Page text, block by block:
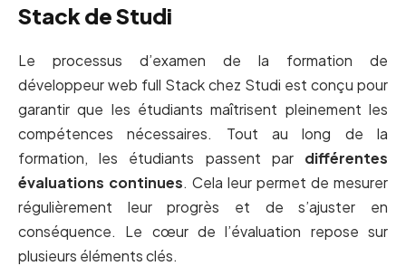
Stack de Studi
Le processus d’examen de la formation de
développeur web full Stack chez Studi est conçu pour
garantir que les étudiants maîtrisent pleinement les
compétences nécessaires. Tout au long de la
formation, les étudiants passent par différentes
évaluations continues. Cela leur permet de mesurer
régulièrement leur progrès et de s’ajuster en
conséquence. Le cœur de l’évaluation repose sur
plusieurs éléments clés.